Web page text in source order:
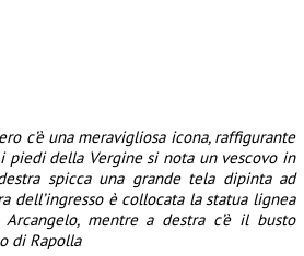
c’è una meravigliosa icona, raffigurante
piedi della Vergine si nota un vescovo in
spicca una grande tela dipinta ad
dell’ingresso è collocata la statua lignea
mentre a destra c’è il busto
di Rapolla